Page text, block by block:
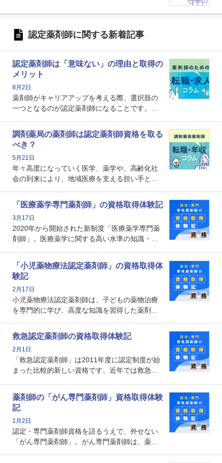
認定薬剤師に関する新着記事
認定薬剤師は「意味ない」の理由と取得の
メリット
8月2日
薬剤師がキャリアアップを考える際、選択肢の
一つとなるのが認定薬剤師になることです。し
という声を聞いたことがあるかもしれません。
本記事では、認定薬剤師が「意味ない」といわ
れる理由や、取得するメリット、年収・キャリ
アへの影響を解説します。
調剤薬局の薬剤師は認定薬剤師資格を取る
べき？
5月21日
年々高度になっていく医学、薬学や、高齢化社
会の到来により、地域医療を支える担い手とし
で、重要度が増しているのが認定薬剤師という
資格です。認定薬剤師とはいったいどんな資格
なのでしょうか。それを取得するとどのような
メリットがあるのでしょうか。
「医療薬学専門薬剤師」の資格取得体験記
3月17日
2020年から開始された新制度「医療薬学専門薬
剤師」。医療薬学に関する高い水準の知識・技
剤師としての専門性を示す客観的な根拠の一つ
となります。取得要件は多岐に渡り、審査も複
数回ありますが、患者さんに対して一定の能力
の証明になる資格と言えます。
「小児薬物療法認定薬剤師」の資格取得体
験記
2月17日
小児薬物療法認定薬剤師は、子どもの薬物治療
を専門的に学び、高度な知識を習得した薬剤師
や、特有の疾患、心理状況を理解し、専門性を
深めることで、子どもとその保護者に寄り添え
る存在です。今回はそんな小児薬物療法認定薬
剤師の取得体験記をご紹介します。
救急認定薬剤師の資格取得体験記
2月1日
「救急認定薬剤師」は2011年度に認定制度が始
まった比較的新しい資格です。近年では救急病
とから、救急認定薬剤師を目指す病院薬剤師も
増えているのではないでしょうか。今回はそん
な救急認定薬剤師の取得体験記をご紹介しま
す。
薬剤師の「がん専門薬剤師」資格取得体験
記
1月2日
認定・専門薬剤師資格を語るうえで、外せない
「がん専門薬剤師」。がん専門薬剤師は、薬剤